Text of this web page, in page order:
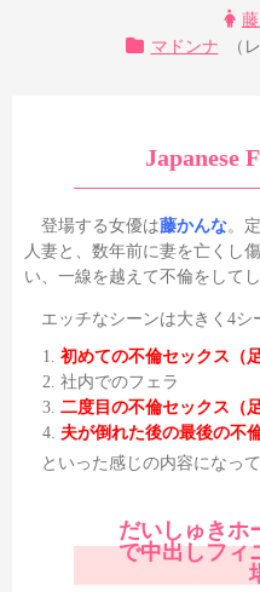
マドンナ
（
Japanese
登場する女優は藤かんな。
人妻と、数年前に妻を亡くし
い、一線を越えて不倫をして
エッチなシーンは大きく4シ
初めての不倫セックス（
社内でのフェラ
二度目の不倫セックス（
夫が倒れた後の最後の不
といった感じの内容になって
だいしゅきホ
で中出しフィ